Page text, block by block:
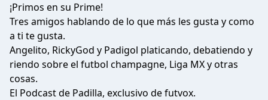
¡Primos en su Prime!
Tres amigos hablando de lo que más les gusta y como
a ti te gusta.
Angelito, RickyGod y Padigol platicando, debatiendo y
riendo sobre el futbol champagne, Liga MX y otras
cosas.
El Podcast de Padilla, exclusivo de futvox.